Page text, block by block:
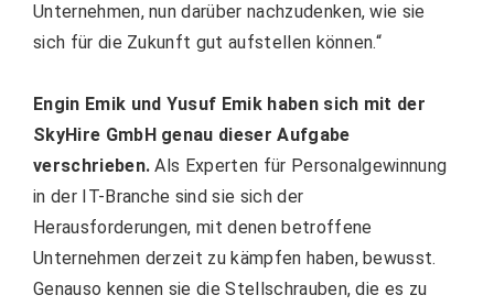
Unternehmen, nun darüber nachzudenken, wie sie
sich für die Zukunft gut aufstellen können.“
Engin Emik und Yusuf Emik haben sich mit der
SkyHire GmbH genau dieser Aufgabe
verschrieben. Als Experten für Personalgewinnung
in der IT-Branche sind sie sich der
Herausforderungen, mit denen betroffene
Unternehmen derzeit zu kämpfen haben, bewusst.
Genauso kennen sie die Stellschrauben, die es zu